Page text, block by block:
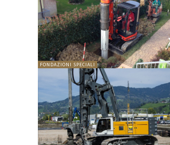
FONDAZIONI SPECIALI